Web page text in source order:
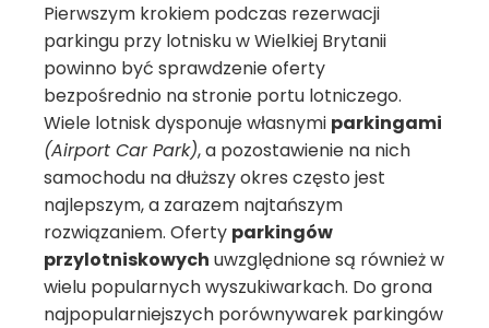
Pierwszym krokiem podczas rezerwacji
parkingu przy lotnisku w Wielkiej Brytanii
powinno być sprawdzenie oferty
bezpośrednio na stronie portu lotniczego.
Wiele lotnisk dysponuje własnymi parkingami
(Airport Car Park), a pozostawienie na nich
samochodu na dłuższy okres często jest
najlepszym, a zarazem najtańszym
rozwiązaniem. Oferty parkingów
przylotniskowych uwzględnione są również w
wielu popularnych wyszukiwarkach. Do grona
najpopularniejszych porównywarek parkingów